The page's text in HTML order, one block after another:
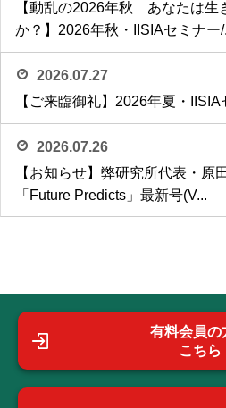
【動乱の2026年秋 あなたは生
か？】2026年秋・IISIAセミナー/
2026.07.27
【ご来臨御礼】2026年夏・
2026.07.26
【お知らせ】弊研究所代表・原
「Future Predicts」最新号(V...
有料会員の
こちら